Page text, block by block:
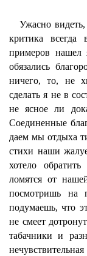
Ужасно
критика всегда
примеров
обязались
ничего, то, не
сделать я не в
не ясное ли
Соединенные
даем мы отдыха
стихи наши
хотело
ломятся от
посмотришь на
подумаешь, что
не смеет
табачники и